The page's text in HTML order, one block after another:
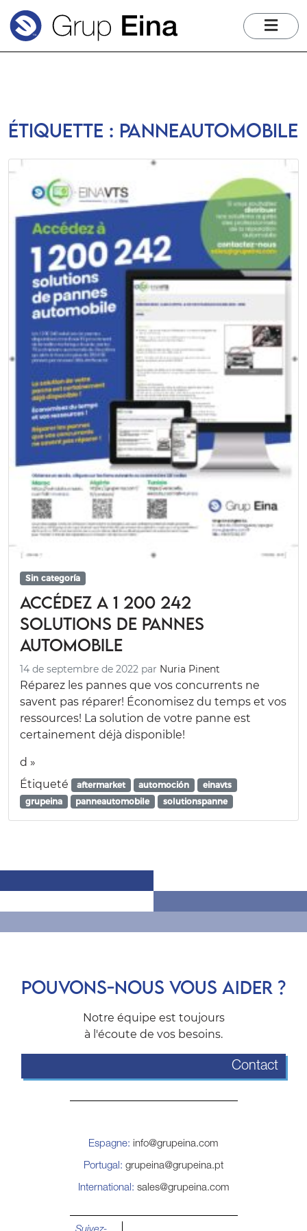
Étiquette : panneautomobile
Sin categoría
Accédez a 1 200 242
solutions de pannes
automobile
14 de septembre de 2022 par Nuria Pinent
Réparez les pannes que vos concurrents ne
savent pas réparer! Économisez du temps et vos
ressources! La solution de votre panne est
certainement déjà disponible!
d »
Étiqueté
aftermarket automoción
einavts
grupeina
panneautomobile solutionspanne
POUVONS-NOUS VOUS AIDER ?
Notre équipe est toujours
à l'écoute de vos besoins.
Contact
Espagne: info@grupeina.com
Portugal: grupeina@grupeina.pt
International: sales@grupeina.com